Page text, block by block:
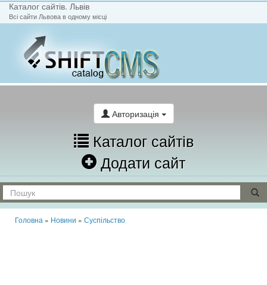
Каталог сайтів. Львів
Всі сайти Львова в одному місці
Авторизація
Каталог сайтів
Додати сайт
Головна » Новини » Суспільство